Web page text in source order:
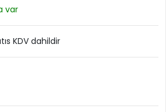
var
KDV dahildir